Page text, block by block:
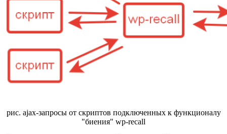
рис. ajax-запросы от скриптов подключенных к функционалу
"биения" wp-recall